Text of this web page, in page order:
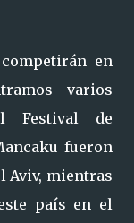
en
varios
Festival de
fueron
Aviv, mientras
país en el